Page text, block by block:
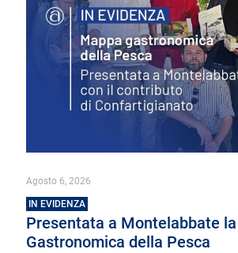
Agosto 6, 2026
IN EVIDENZA
Presentata a Montelabbate
Gastronomica della Pesca